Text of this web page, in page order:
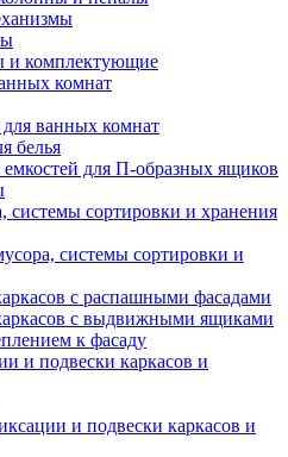
и комплектующие
комнат
ванных комнат
белья
для П-образных ящиков
системы сортировки и хранения
системы сортировки и
с распашными фасадами
с выдвижными ящиками
к фасаду
и подвески каркасов и
и подвески каркасов и